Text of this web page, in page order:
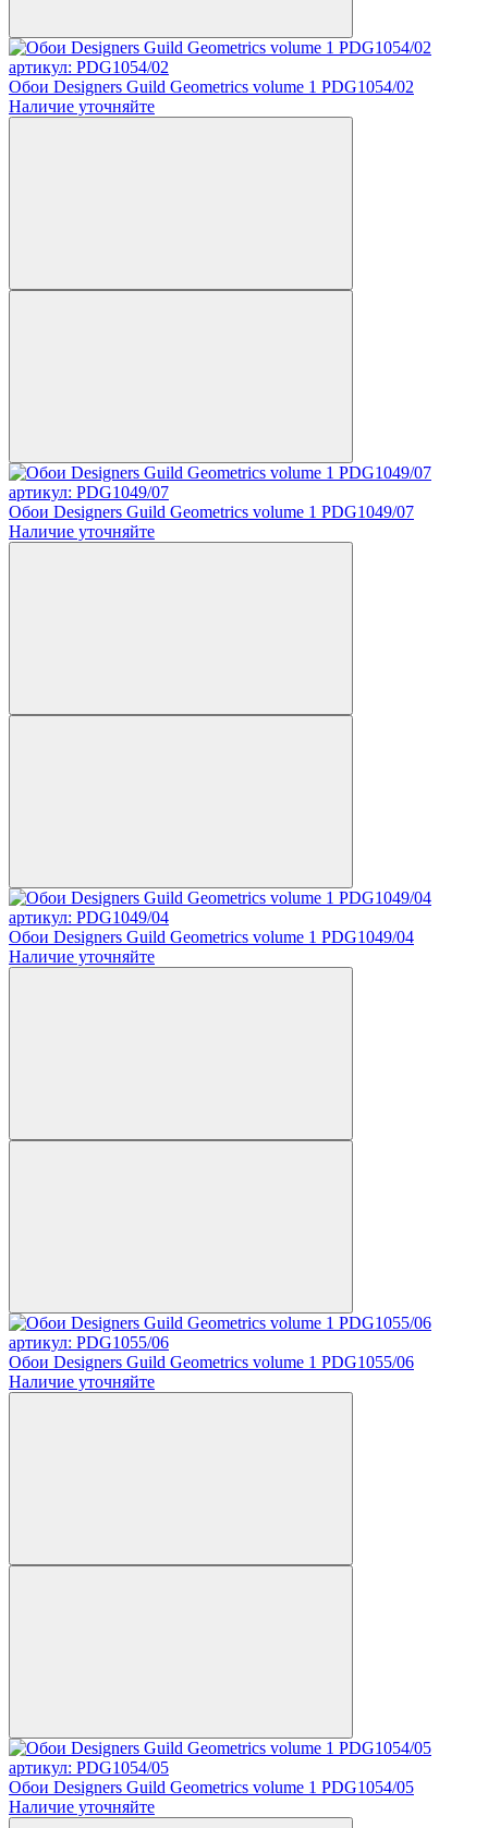
артикул: PDG1054/02
Обои Designers Guild Geometrics volume 1 PDG1054/02
Наличие уточняйте
артикул: PDG1049/07
Обои Designers Guild Geometrics volume 1 PDG1049/07
Наличие уточняйте
артикул: PDG1049/04
Обои Designers Guild Geometrics volume 1 PDG1049/04
Наличие уточняйте
артикул: PDG1055/06
Обои Designers Guild Geometrics volume 1 PDG1055/06
Наличие уточняйте
артикул: PDG1054/05
Обои Designers Guild Geometrics volume 1 PDG1054/05
Наличие уточняйте